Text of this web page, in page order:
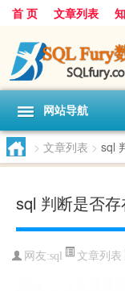
首 页 文章列表
网站导航
> 文章列表 > sql
sql 判断是否存
网友:sql 文章列表